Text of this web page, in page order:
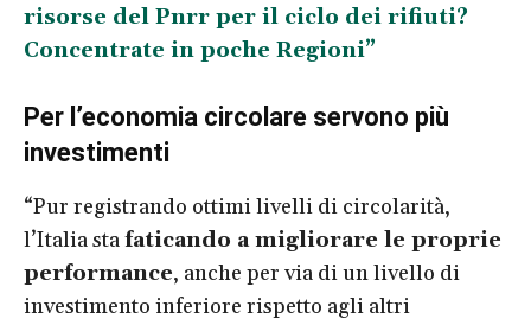
risorse del Pnrr per il ciclo dei rifiuti?
Concentrate in poche Regioni”
Per l’economia circolare servono più
investimenti
“Pur registrando ottimi livelli di circolarità,
l’Italia stafaticando a migliorare le proprie
performance, anche per via di un livello di
investimento inferiore rispetto agli altri